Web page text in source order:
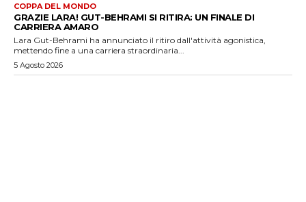
COPPA DEL MONDO
GRAZIE LARA! GUT-BEHRAMI SI RITIRA: UN FINALE DI
CARRIERA AMARO
Lara Gut-Behrami ha annunciato il ritiro dall'attività agonistica,
mettendo fine a una carriera straordinaria...
5 Agosto 2026